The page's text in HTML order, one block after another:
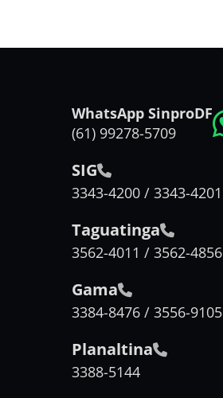
WhatsApp SinproDF
(61) 99278-5709
SIG
3343-4200 / 3343-4201
Taguatinga
3562-4011 / 3562-4856
Gama
3384-8476 / 3556-9105
Planaltina
3388-5144